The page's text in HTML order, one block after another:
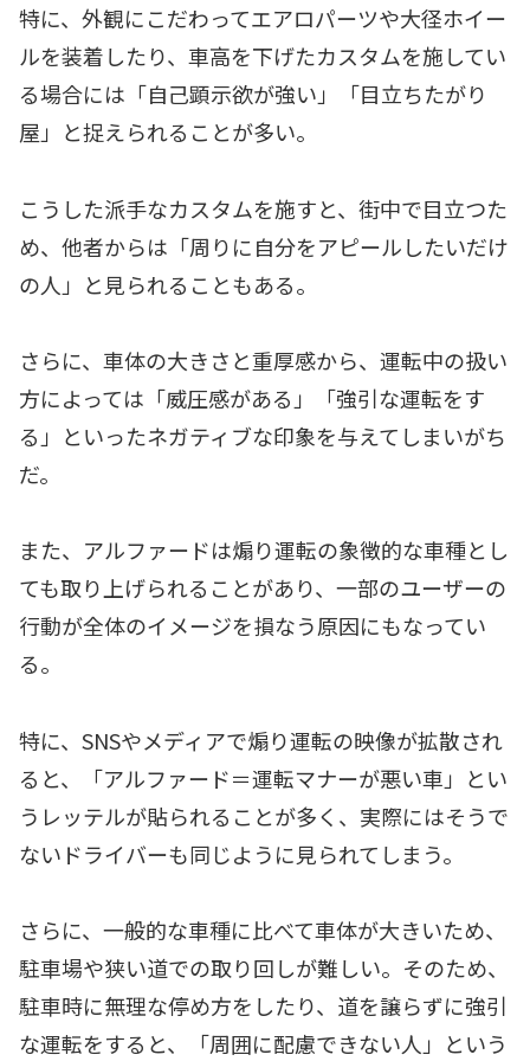
特に、外観にこだわってエアロパーツや大径ホイー
ルを装着したり、車高を下げたカスタムを施してい
る場合には「自己顕示欲が強い」「目立ちたがり
屋」と捉えられることが多い。
こうした派手なカスタムを施すと、街中で目立つた
め、他者からは「周りに自分をアピールしたいだけ
の人」と見られることもある。
さらに、車体の大きさと重厚感から、運転中の扱い
方によっては「威圧感がある」「強引な運転をす
る」といったネガティブな印象を与えてしまいがち
だ。
また、アルファードは煽り運転の象徴的な車種とし
ても取り上げられることがあり、一部のユーザーの
行動が全体のイメージを損なう原因にもなってい
る。
特に、SNSやメディアで煽り運転の映像が拡散され
ると、「アルファード＝運転マナーが悪い車」とい
うレッテルが貼られることが多く、実際にはそうで
ないドライバーも同じように見られてしまう。
さらに、一般的な車種に比べて車体が大きいため、
駐車場や狭い道での取り回しが難しい。そのため、
駐車時に無理な停め方をしたり、道を譲らずに強引
な運転をすると、「周囲に配慮できない人」という